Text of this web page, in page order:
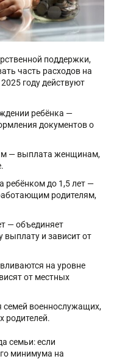
поддержки,
часть расходов на
году действуют
ребёнка —
документов о
— выплата женщинам,
ребёнком до 1,5 лет —
родителям,
— объединяет
выплату и зависит от
на уровне
от местных
военнослужащих,
родителей.
семьи: если
минимума на